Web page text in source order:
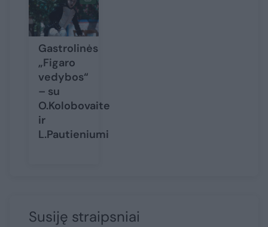
Gastrolinės
„Figaro
vedybos“
– su
O.Kolobovaite
ir
L.Pautieniumi
Susiję straipsniai